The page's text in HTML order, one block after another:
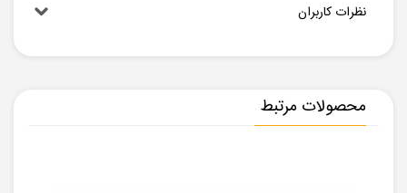
نظرات کاربران
محصولات مرتبط